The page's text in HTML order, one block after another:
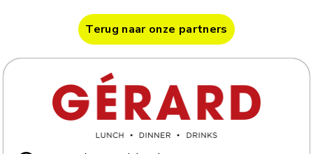
Terug naar onze partners